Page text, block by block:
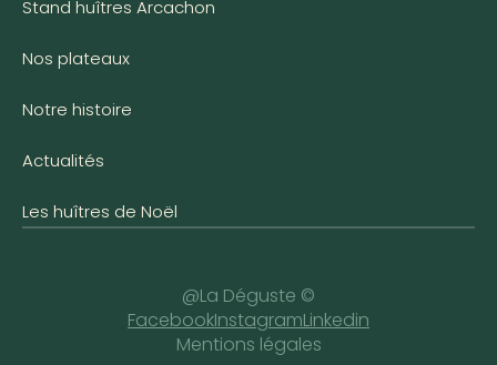
Stand huîtres Arcachon
Nos plateaux
Notre histoire
Actualités
Les huîtres de Noël
@La Déguste ©
FacebookInstagramLinkedin
Mentions légales